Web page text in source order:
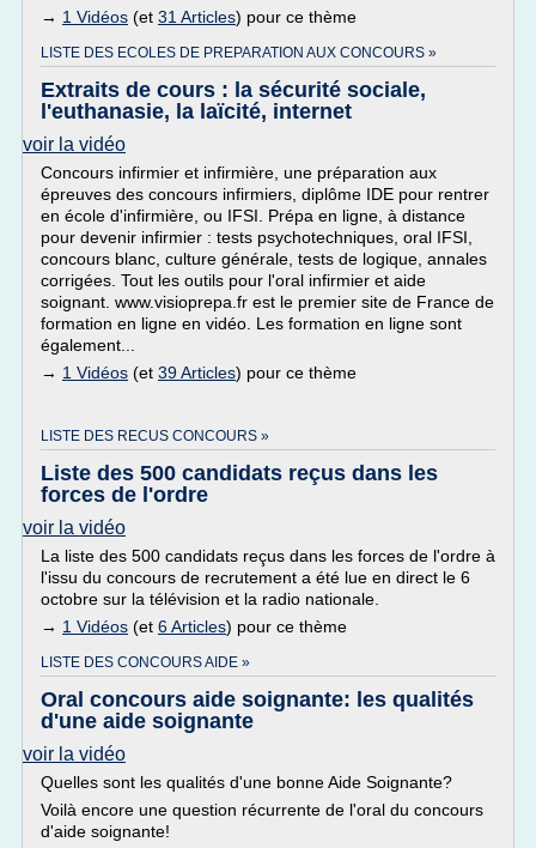
→ 1 Vidéos (et 31 Articles) pour ce thème
LISTE DES ECOLES DE PREPARATION AUX CONCOURS »
Extraits de cours : la sécurité sociale,
l'euthanasie, la laïcité, internet
voir la vidéo
Concours infirmier et infirmière, une préparation aux
épreuves des concours infirmiers, diplôme IDE pour rentrer
en école d'infirmière, ou IFSI. Prépa en ligne, à distance
pour devenir infirmier : tests psychotechniques, oral IFSI,
concours blanc, culture générale, tests de logique, annales
corrigées. Tout les outils pour l'oral infirmier et aide
soignant. www.visioprepa.fr est le premier site de France de
formation en ligne en vidéo. Les formation en ligne sont
également...
→ 1 Vidéos (et 39 Articles) pour ce thème
LISTE DES RECUS CONCOURS »
Liste des 500 candidats reçus dans les
forces de l'ordre
voir la vidéo
La liste des 500 candidats reçus dans les forces de l'ordre à
l'issu du concours de recrutement a été lue en direct le 6
octobre sur la télévision et la radio nationale.
→ 1 Vidéos (et 6 Articles) pour ce thème
LISTE DES CONCOURS AIDE »
Oral concours aide soignante: les qualités
d'une aide soignante
voir la vidéo
Quelles sont les qualités d'une bonne Aide Soignante?
Voilà encore une question récurrente de l'oral du concours
d'aide soignante!